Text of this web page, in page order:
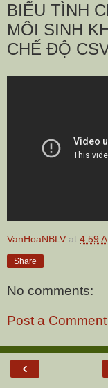
BIỂU TÌNH
MÔI SINH
CHẾ ĐỘ
VanHoaNBLV at 4:59
Share
No comments:
Post a Comment
‹